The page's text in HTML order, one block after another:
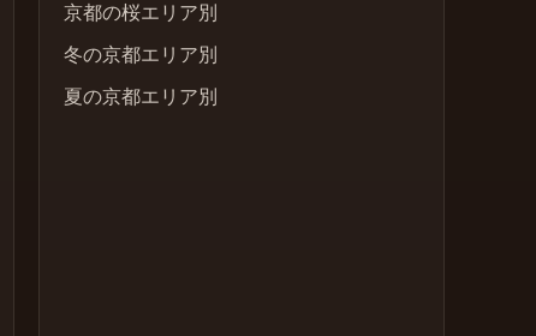
京都の桜エリア別
冬の京都エリア別
夏の京都エリア別